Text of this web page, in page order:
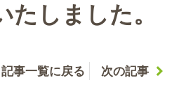
たしました。
記事一覧に戻る 次の記事